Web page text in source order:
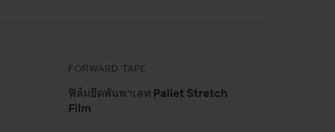
FORWARD TAPE
ฟิล์มยืดพันพาเลท Pallet Stretch
Film